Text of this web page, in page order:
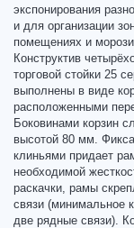
экспонирования
и для организации
помещениях и
Конструктив
торговой стойки 25
выполнены в виде
расположенными
Боковинами корзин
высотой 80 мм.
клиньями придает
необходимой
раскачки, рамы
связи (минимальное
две рядные связи).